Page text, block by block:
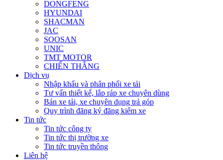
DONGFENG
HYUNDAI
SHACMAN
JAC
SOOSAN
UNIC
TMT MOTOR
CHIẾN THẮNG
Dịch vụ
Nhập khẩu và phân phối xe tải
Tư vấn thiết kế, lắp ráp xe chuyên dùng
Bán xe tải, xe chuyên dụng trả góp
Quy trình đăng ký đăng kiểm xe
Tin tức
Tin tức công ty
Tin tức thị trường xe
Tin tức truyền thông
Liên hệ